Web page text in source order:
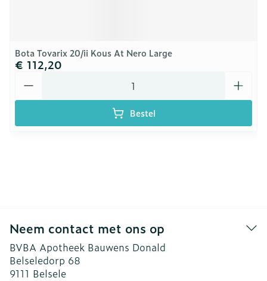
Bota Tovarix 20/ii Kous At Nero Large
€ 112,20
Bestel
Neem contact met ons op
BVBA Apotheek Bauwens Donald
Belseledorp 68
9111 Belsele